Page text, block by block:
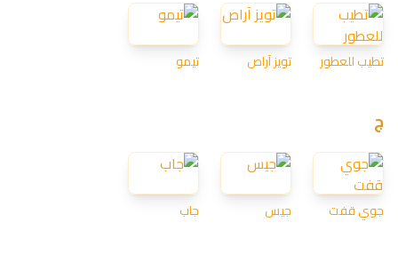
تطيب للعطور تويز آراص تيمو
ج
جوي قفت جيس جاب